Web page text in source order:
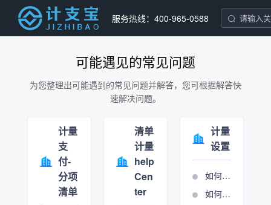
服务热线：400-965-0588
可能遇见的常见问题
为您整理出可能遇到的常见问题并解答，您可根据解答快
速解决问题。
计量
支
付-
分项
清单
清单
计量
help
Cen
ter
计量
设置
如何设置分项条目
如何设置合同报表